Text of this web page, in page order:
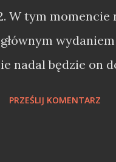
djfoxer/
W tym momencie
nadal będzie on
PRZEŚLIJ KOMENTARZ